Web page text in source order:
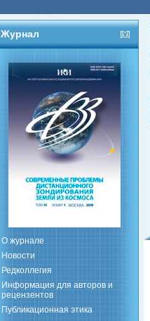
Журнал
О журнале
Новости
Редколлегия
Информация для авторов и
рецензентов
Публикационная этика